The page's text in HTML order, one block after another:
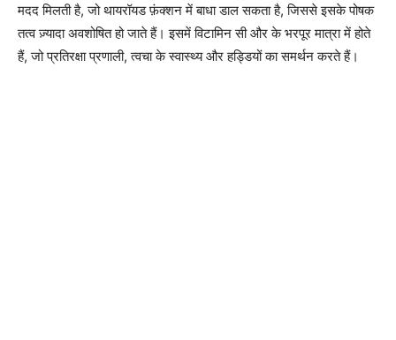
मदद मिलती है, जो थायरॉयड फ़ंक्शन में बाधा डाल सकता है, जिससे इसके पोषक
तत्व ज़्यादा अवशोषित हो जाते हैं। इसमें विटामिन सी और के भरपूर मात्रा में होते
हैं, जो प्रतिरक्षा प्रणाली, त्वचा के स्वास्थ्य और हड्डियों का समर्थन करते हैं।